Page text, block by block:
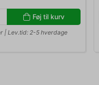
Føj til kurv
| Lev.tid: 2-5 hverdage